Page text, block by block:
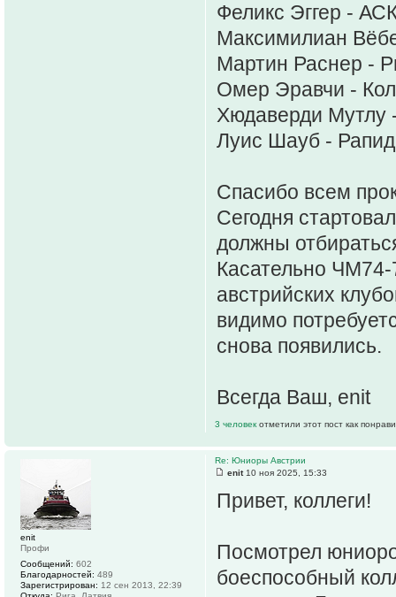
Феликс Эггер -
Максимилиан
Мартин Раснер -
Омер Эравчи -
Хюдаверди Мутлу
Луис Шауб -
Спасибо всем
Сегодня
должны
Касательно ЧМ74-
австрийских
видимо
снова появились.
Всегда Ваш, enit
3 человек отметили этот пост как
Re: Юниоры Австрии
enit10 ноя 2025, 15:33
Привет, коллеги!
Посмотрел
боеспособный
enit
Профи
Сообщений: 602
Благодарностей: 489
Зарегистрирован: 12 сен 2013, 22:39